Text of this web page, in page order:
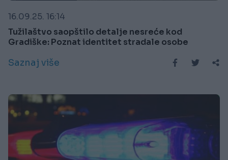
16.09.25. 16:14
Tužilaštvo saopštilo detalje nesreće kod
Gradiške: Poznat identitet stradale osobe
Saznaj više